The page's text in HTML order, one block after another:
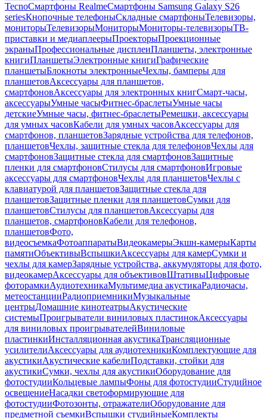
TecnoСмартфоны RealmeСмартфоны Samsung Galaxy S26
seriesКнопочные телефоныСкладные смартфоныТелевизоры,
мониторыТелевизорыМониторыМониторы-телевизорыТВ-
приставки и медиаплеерыПроекторыПроекционные
экраныПрофессиональные дисплеиПланшеты, электронные
книгиПланшетыЭлектронные книгиГрафические
планшетыБлокноты электронныеЧехлы, бамперы для
планшетовАксессуары для планшетов,
смартфоновАксессуары для электронных книгСмарт-часы,
аксессуарыУмные часыФитнес-браслетыУмные часы
детскиеУмные часы, фитнес-браслетыРемешки, аксессуары
для умных часовКабели для умных часовАксессуары для
смартфонов, планшетовЗарядные устройства для телефонов,
планшетовЧехлы, защитные стекла для телефоновЧехлы для
смартфоновЗащитные стекла для смартфоновЗащитные
пленки для смартфоновСтилусы для смартфоновИгровые
аксессуары для смартфоновЧехлы для планшетовЧехлы с
клавиатурой для планшетовЗащитные стекла для
планшетовЗащитные пленки для планшетовСумки для
планшетовСтилусы для планшетовАксессуары для
планшетов, смартфоновКабели для телефонов,
планшетовФото,
видеосъемкаФотоаппаратыВидеокамерыЭкшн-камерыКарты
памятиОбъективыВспышкиАксессуары для камерСумки и
чехлы для камерЗарядные устройства, аккумуляторы для фото,
видеокамерАксессуары для объективовШтативыЦифровые
фоторамкиАудиотехникаМультимедиа акустикаРадиочасы,
метеостанцииРадиоприемникиМузыкальные
центрыДомашние кинотеатрыАкустические
системыПроигрыватели виниловых пластинокАксессуары
для виниловых проигрывателейВиниловые
пластинкиИнсталляционная акустикаТрансляционные
усилителиАксессуары для аудиотехникиКомплектующие для
акустикиАкустические кабелиПодставки, стойки для
акустикиСумки, чехлы для акустикиОборудование для
фотостудииКольцевые лампыФоны для фотостудииСтудийное
освещениеНасадки светоформирующие для
фотостудииФотозонты, отражателиОборудование для
предметной съемкиВспышки студийныеКомплекты